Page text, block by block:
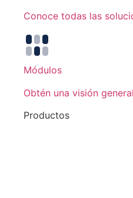
Conoce todas las
Módulos
Obtén una visión
Productos